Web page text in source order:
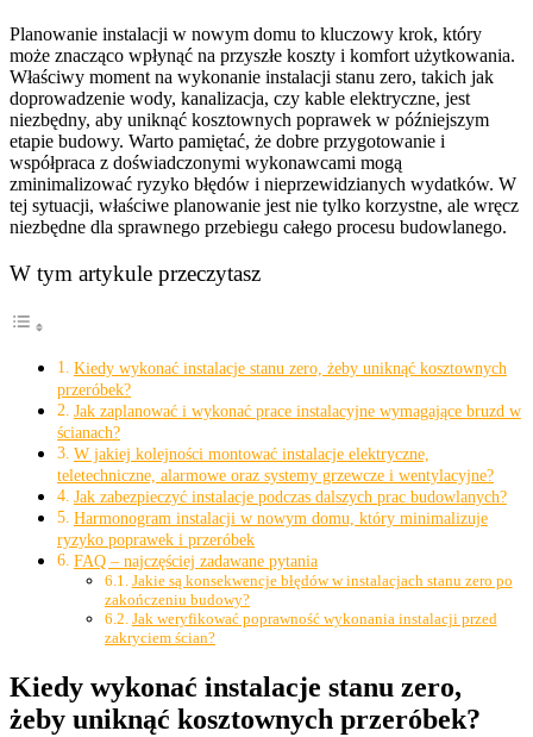
Planowanie instalacji w nowym domu to kluczowy krok, który
może znacząco wpłynąć na przyszłe koszty i komfort użytkowania.
Właściwy moment na wykonanie instalacji stanu zero, takich jak
doprowadzenie wody, kanalizacja, czy kable elektryczne, jest
niezbędny, aby uniknąć kosztownych poprawek w późniejszym
etapie budowy. Warto pamiętać, że dobre przygotowanie i
współpraca z doświadczonymi wykonawcami mogą
zminimalizować ryzyko błędów i nieprzewidzianych wydatków. W
tej sytuacji, właściwe planowanie jest nie tylko korzystne, ale wręcz
niezbędne dla sprawnego przebiegu całego procesu budowlanego.
W tym artykule przeczytasz
Kiedy wykonać instalacje stanu zero, żeby uniknąć kosztownych
przeróbek?
Jak zaplanować i wykonać prace instalacyjne wymagające bruzd w
ścianach?
W jakiej kolejności montować instalacje elektryczne,
teletechniczne, alarmowe oraz systemy grzewcze i wentylacyjne?
Jak zabezpieczyć instalacje podczas dalszych prac budowlanych?
Harmonogram instalacji w nowym domu, który minimalizuje
ryzyko poprawek i przeróbek
FAQ – najczęściej zadawane pytania
Jakie są konsekwencje błędów w instalacjach stanu zero po
zakończeniu budowy?
Jak weryfikować poprawność wykonania instalacji przed
zakryciem ścian?
Kiedy wykonać instalacje stanu zero,
żeby uniknąć kosztownych przeróbek?